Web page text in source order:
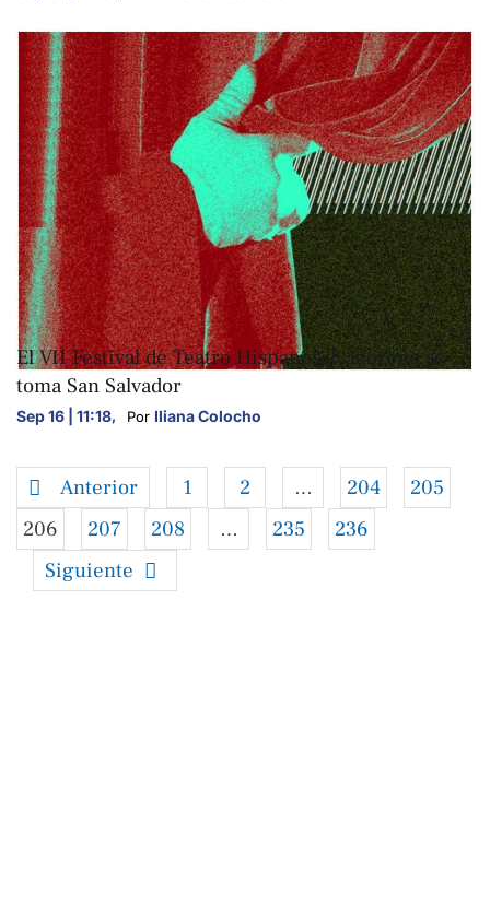
ARTE Y CULTURA
El VII Festival de Teatro Hispanosalvadoreño se
toma San Salvador
Sep 16 | 11:18, Por Iliana Colocho
Anterior 1 2 … 204
205
206
207 208 … 235
236
Siguiente